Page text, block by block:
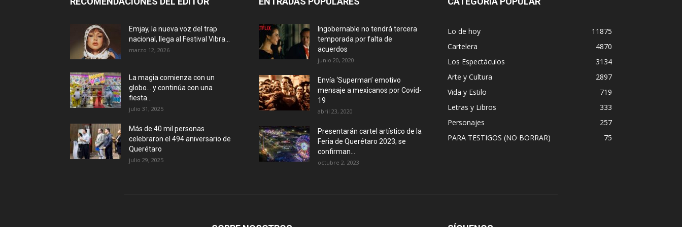
Emjay, la nueva voz del trap
nacional, llega al Festival Vibra...
marzo 12, 2026
La magia comienza con un
globo… y continúa con una
fiesta...
julio 31, 2025
Más de 40 mil personas
celebraron el 494 aniversario de
Querétaro
julio 29, 2025
Ingobernable no tendrá tercera
temporada por falta de
acuerdos
junio 20, 2020
Envía ‘Superman’ emotivo
mensaje a mexicanos por Covid-
19
abril 23, 2020
Presentarán cartel artístico de la
Feria de Querétaro 2023; se
confirman...
octubre 2, 2023
Lo de hoy
11875
Cartelera
4870
Los Espectáculos
3134
Arte y Cultura
2897
Vida y Estilo
719
Letras y Libros
333
Personajes
257
PARA TESTIGOS (NO BORRAR)
75